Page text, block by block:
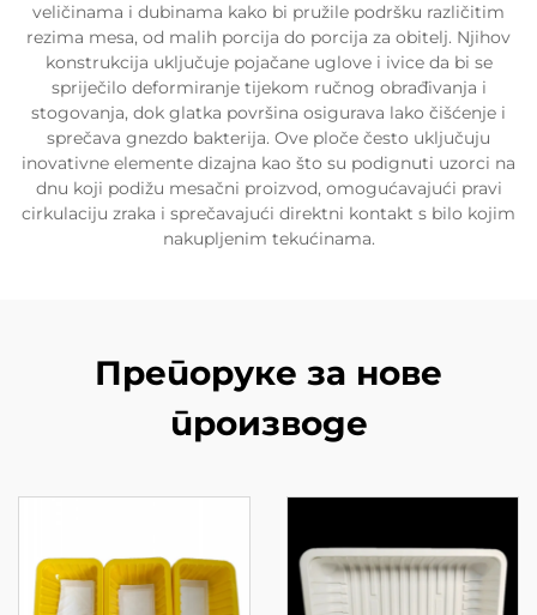
veličinama i dubinama kako bi pružile podršku različitim
rezima mesa, od malih porcija do porcija za obitelj. Njihov
konstrukcija uključuje pojačane uglove i ivice da bi se
spriječilo deformiranje tijekom ručnog obrađivanja i
stogovanja, dok glatka površina osigurava lako čišćenje i
sprečava gnezdo bakterija. Ove ploče često uključuju
inovativne elemente dizajna kao što su podignuti uzorci na
dnu koji podižu mesačni proizvod, omogućavajući pravi
cirkulaciju zraka i sprečavajući direktni kontakt s bilo kojim
nakupljenim tekućinama.
Препоруке за нове
производе